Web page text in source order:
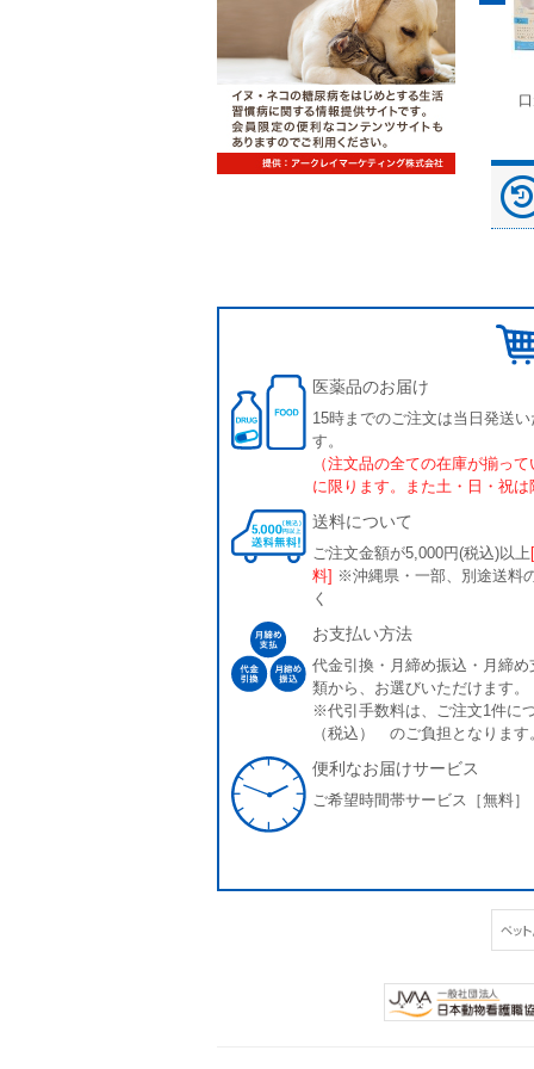
◆劇)ｲｿﾌﾙﾗﾝ吸入麻酔
液｢VTRS｣ ｳﾞｨｱﾄﾘｽ...
ペピイマジカルシーツ
（中厚型ペットシー
ツ）
医薬品のお届け
15時までのご注文は当日発送
す。
（注文品の全ての在庫が揃っ
に限ります。また土・日・祝は
送料について
ご注文金額が5,000円(税込)以上
料] ※沖縄県・一部、別途送料
く
お支払い方法
代金引換・月締め振込・月締め
類から、お選びいただけます。
※代引手数料は、ご注文1件に
（税込） のご負担となります
便利なお届けサービス
ご希望時間帯サービス［無料］